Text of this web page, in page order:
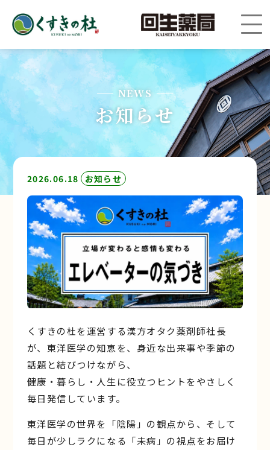
NEWS
お知らせ
2026.06.18 お知らせ
くすきの杜を運営する漢方オタク薬剤師社長
が、東洋医学の知恵を、身近な出来事や季節の
話題と結びつけながら、
健康・暮らし・人生に役立つヒントをやさしく
毎日発信しています。
東洋医学の世界を「陰陽」の観点から、そして
毎日が少しラクになる「未病」の視点をお届け